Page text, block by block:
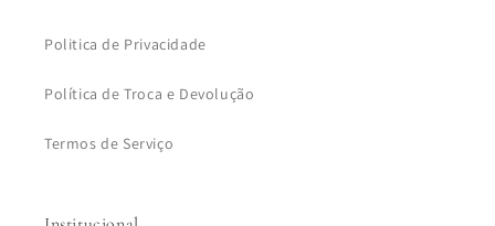
Politica de Privacidade
Política de Troca e Devolução
Termos de Serviço